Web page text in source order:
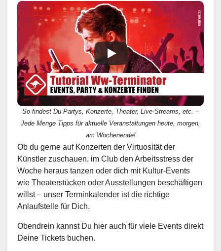
So findest Du Partys, Konzerte, Theater, Live-Streams, etc. –
Jede Menge Tipps für aktuelle Veranstaltungen heute, morgen,
am Wochenende!
Ob du gerne auf Konzerten der Virtuosität der
Künstler zuschauen, im Club den Arbeitsstress der
Woche heraus tanzen oder dich mit Kultur-Events
wie Theaterstücken oder Ausstellungen beschäftigen
willst – unser Terminkalender ist die richtige
Anlaufstelle für Dich.
Obendrein kannst Du hier auch für viele Events direkt
Deine Tickets buchen.